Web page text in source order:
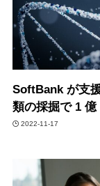
SoftBank が支
類の採掘で 1
2022-11-17